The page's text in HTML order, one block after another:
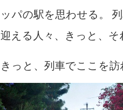
ッパの駅を思わせる。
迎える人々、きっと、
きっと、列車でここを